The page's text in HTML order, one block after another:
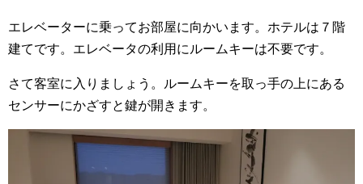
エレベーターに乗ってお部屋に向かいます。ホテルは７階
建てです。エレベータの利用にルームキーは不要です。
さて客室に入りましょう。
ルームキーを取っ手の上にある
センサーにかざすと鍵が開きます。